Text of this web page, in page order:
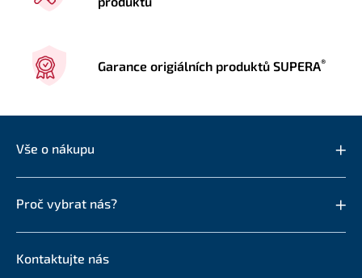
Garance origiálních produktů SUPERA®
Vše o nákupu
Proč vybrat nás?
Kontaktujte nás